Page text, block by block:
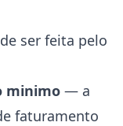
ser feita pelo
minimo — a
faturamento